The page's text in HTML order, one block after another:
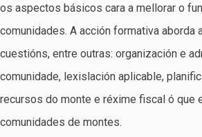
os aspectos básicos cara a mellorar o
comunidades. A acción formativa aborda
cuestións, entre outras: organización e
comunidade, lexislación aplicable,
recursos do monte e réxime fiscal ó que
comunidades de montes.